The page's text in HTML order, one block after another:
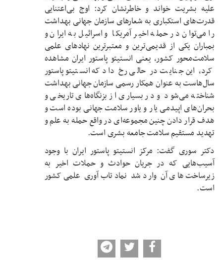
علیه بشریت خواند و خاطرنشان کرد: اوج بی‌اعتنایی
قدرت‌های استکباری به شعارهای سازمان جهانی بهداشت
را می‌توان در حمله اخیر آمریکا و اسرائیل به ایران و
بمباران یکی از قدیمی‌ترین و معتبرترین نهادهای علمی
سلامت‌محور کشور، یعنی انستیتو پاستور ایران مشاهده
کرد، این جنایت در حالی رخ داد که انستیتو پاستور
سال‌هاست به عنوان همکار رسمی سازمان جهانی بهداشت
شناخته می‌شود و در بسیاری از بزنگاه‌های تاریخی و
بحران‌های اپیدمی یار و یاور سلامت جهانی بوده است و
هدف قرار دادن چنین مجموعه‌ای در واقع حمله به علم و
تهدید مستقیم سلامت جامعه بشری است.
دکتر سوری گفت: مرکز انستیتو پاستور ایران با وجود
آسیب‌هایی که در جریان حوادث و حملات اخیر به
زیرساخت‌های آن وارد شد نماد تاب‌آوری علمی کشور
است.